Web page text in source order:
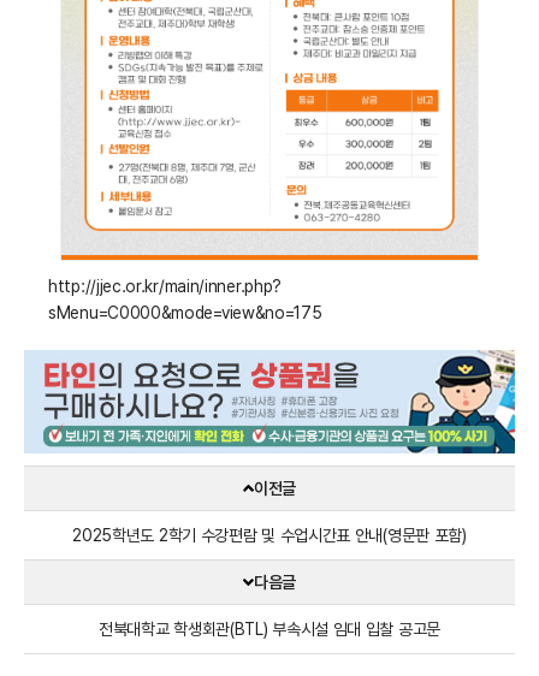
http://jjec.or.kr/main/inner.php?
sMenu=C0000&mode=view&no=175
이전글
2025학년도 2학기 수강편람 및 수업시간표 안내(영문판 포함)
다음글
전북대학교 학생회관(BTL) 부속시설 임대 입찰 공고문